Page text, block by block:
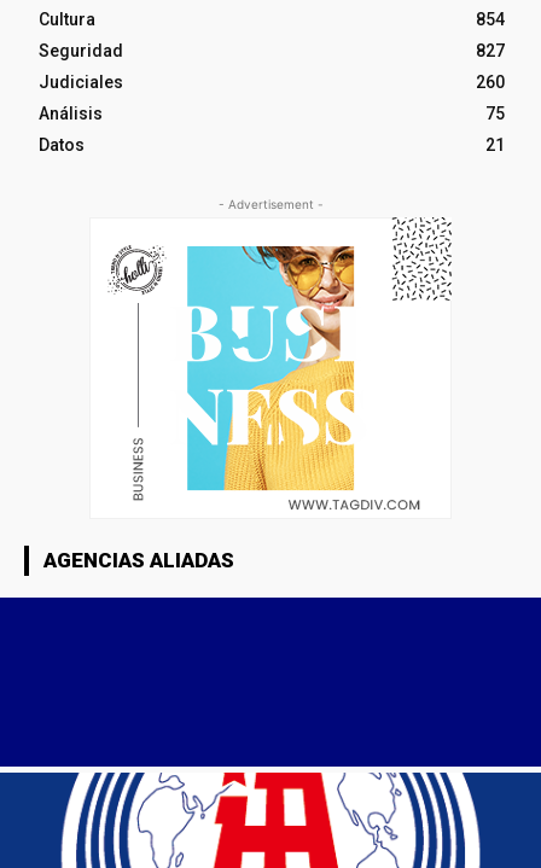
Cultura
854
Seguridad
827
Judiciales
260
Análisis
75
Datos
21
- Advertisement -
AGENCIAS ALIADAS